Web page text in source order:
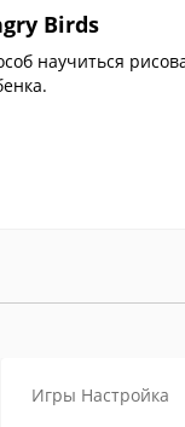
Birds
научиться
Игры Настройка